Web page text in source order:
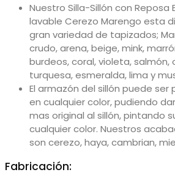
Nuestro Silla-Sillón con
lavable Cerezo Marengo esta
gran variedad de tapizados;
crudo, arena, beige, mink,
burdeos, coral, violeta, salmón,
turquesa, esmeralda, lima y
El armazón del sillón puede
en cualquier color, pudiendo
mas original al sillón, pintando
cualquier color. Nuestros
son cerezo, haya, cambrian,
Fabricación: